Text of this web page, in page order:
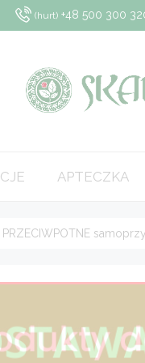
(hurt)+48 500 300
APTECZKA
PRZECIWPOTNE